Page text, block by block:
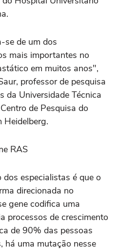
se de um dos
mais importantes no
em muitos anos",
professor de pesquisa
da Universidade Técnica
de Pesquisa do
Heidelberg.
RAS
especialistas é que o
direcionada no
gene codifica uma
processos de crescimento
de 90% das pessoas
há uma mutação nesse